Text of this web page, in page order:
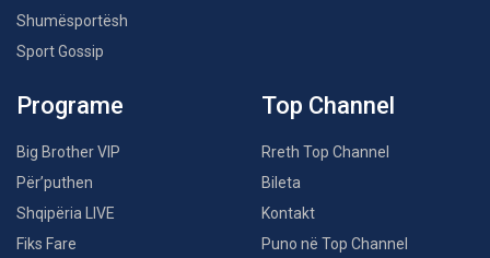
Shumësportësh
Sport Gossip
Programe
Big Brother VIP
Për’puthen
Shqipëria LIVE
Fiks Fare
Top Channel
Rreth Top Channel
Bileta
Kontakt
Puno në Top Channel